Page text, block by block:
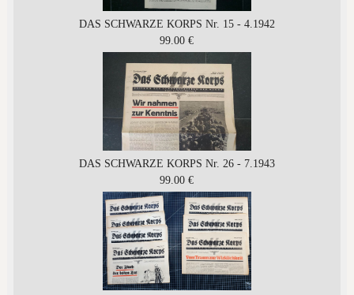
DAS SCHWARZE KORPS Nr. 15 - 4.1942
99.00 €
DAS SCHWARZE KORPS Nr. 26 - 7.1943
99.00 €